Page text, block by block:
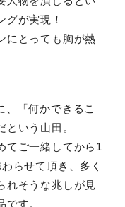
グが実現！
にとっても胸が熱
、「何かできるこ
いう山田。
てご一緒してから1
らせて頂き、多く
れそうな兆しが見
す。